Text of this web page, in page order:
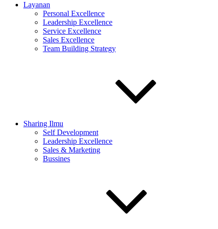
Layanan
Personal Excellence
Leadership Excellence
Service Excellence
Sales Excellence
Team Building Strategy
Sharing Ilmu
Self Development
Leadership Excellence
Sales & Marketing
Bussines